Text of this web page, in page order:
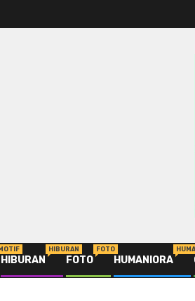
HIBURAN
HIBURAN
FOTO
FOTO
HUMANIORA